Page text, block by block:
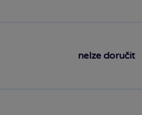
nelze doručit